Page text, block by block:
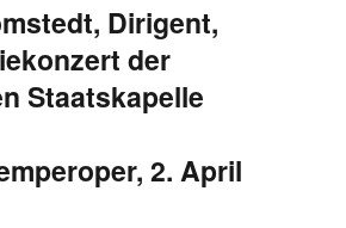
Dirigent,
der
Staatskapelle
2. April